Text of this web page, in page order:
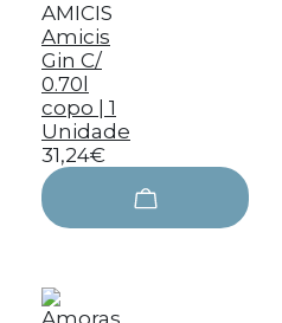
AMICIS
Amicis
Gin C/
0.70l
copo | 1
Unidade
31,24€